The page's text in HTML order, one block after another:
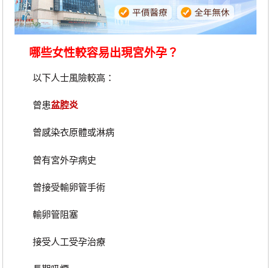
哪些女性較容易出現宮外孕？
以下人士風險較高：
曾患盆腔炎
曾感染衣原體或淋病
曾有宮外孕病史
曾接受輸卵管手術
輸卵管阻塞
接受人工受孕治療